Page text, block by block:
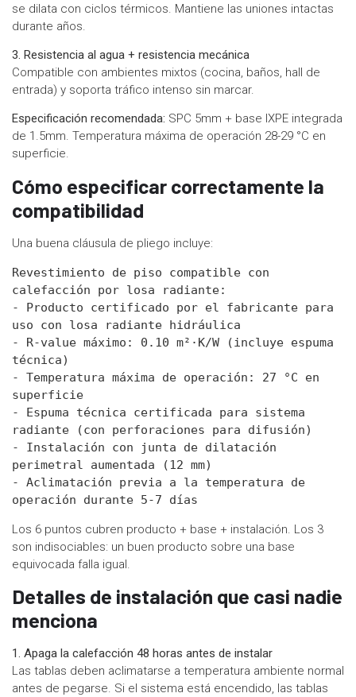
se dilata con ciclos térmicos. Mantiene las uniones intactas
durante años.
3. Resistencia al agua + resistencia mecánica
Compatible con ambientes mixtos (cocina, baños, hall de
entrada) y soporta tráfico intenso sin marcar.
Especificación recomendada: SPC 5mm + base IXPE integrada
de 1.5mm. Temperatura máxima de operación 28-29 °C en
superficie.
Cómo especificar correctamente la
compatibilidad
Una buena cláusula de pliego incluye:
Revestimiento de piso compatible con
calefacción por losa radiante:
- Producto certificado por el fabricante para
uso con losa radiante hidráulica
- R-value máximo: 0.10 m²·K/W (incluye espuma
técnica)
- Temperatura máxima de operación: 27 °C en
superficie
- Espuma técnica certificada para sistema
radiante (con perforaciones para difusión)
- Instalación con junta de dilatación
perimetral aumentada (12 mm)
- Aclimatación previa a la temperatura de
Los 6 puntos cubren producto + base + instalación. Los 3
son indisociables: un buen producto sobre una base
equivocada falla igual.
Detalles de instalación que casi nadie
menciona
1. Apaga la calefacción 48 horas antes de instalar
Las tablas deben aclimatarse a temperatura ambiente normal
antes de pegarse. Si el sistema está encendido, las tablas